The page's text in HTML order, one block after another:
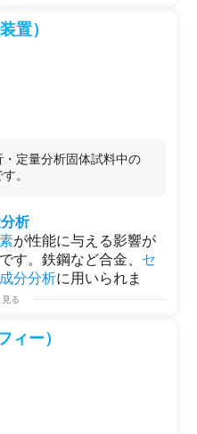
葉や里芋の葉など）のはっ
ヘルメット）、
ト）、住宅用建材の
。
用途。
理
定。
管理。
し用途。
系界面活性剤との
ー
測定。
置）
定量分析固体試料中の
。
析
が性能に与える影響が
す。鉄鋼など合金、 セ
成分分析に用いられま
物質
（鉛、水銀、カド
、例えばカドミウムの
対象重量に対し微量で
見る
ィー）